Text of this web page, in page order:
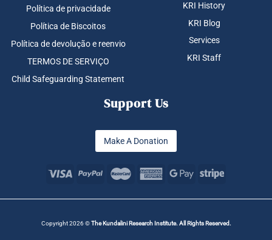
Política de privacidade
Política de Biscoitos
Política de devolução e reenvio
TERMOS DE SERVIÇO
Child Safeguarding Statement
KRI History
KRI Blog
Services
KRI Staff
Support Us
Make A Donation
Copyright 2026 ©The Kundalini Research Institute. All Rights Reserved.